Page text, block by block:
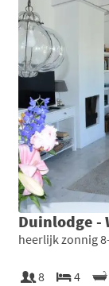
Duinlodge -
heerlijk zonnig
8 4